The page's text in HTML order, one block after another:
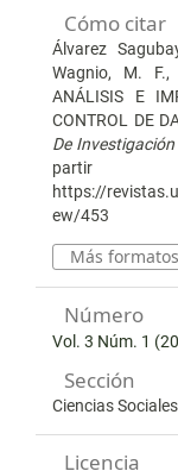
Cómo citar
Álvarez
Wagnio, M.
ANÁLISIS E
CONTROL DE
De
https://
ew/453
Más
Número
Vol. 3 Núm. 1
Sección
Ciencias Sociales
Licencia